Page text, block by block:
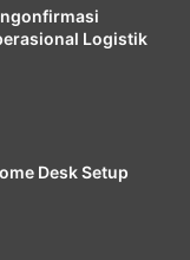
Logistik
Desk Setup